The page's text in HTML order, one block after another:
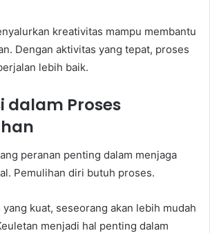
kreativitas mampu membantu
Dengan aktivitas yang tepat, proses
lebih baik.
dalam Proses
peranan penting dalam menjaga
Pemulihan diri butuh proses.
kuat, seseorang akan lebih mudah
menjadi hal penting dalam